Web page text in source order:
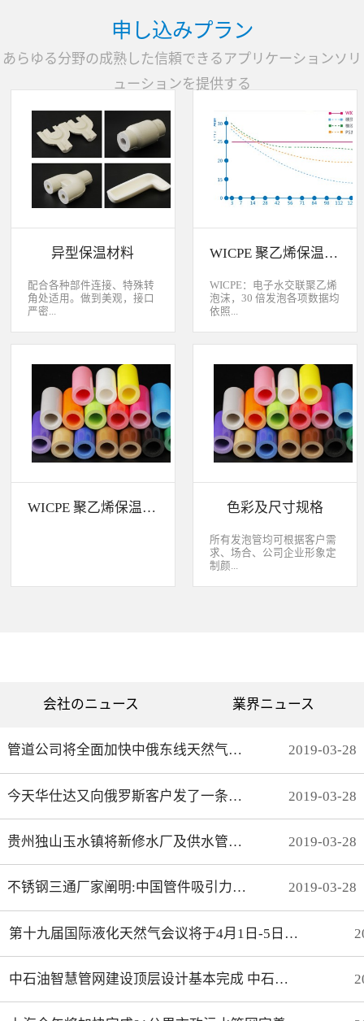
申し込みプラン
あらゆる分野の成熟した信頼できるアプリケーションソリ
ューションを提供する
异型保温材料
配合各种部件连接、特殊转
角处适用。做到美观，接口
严密...
成本以下是部分产品及设计
展示，欢迎咨询。
WICPE 聚乙烯保温材料各种特性比较说明
WICPE：电子水交联聚乙烯
泡沫，30 倍发泡各项数据均
依照...
WICPE 与其他发泡体吸水率
与保温效果比较 WICPE 的
防音性WICPE 的化学药品性
WICPE 聚乙烯保温材料特性介绍 色彩及尺寸规格
所有发泡管均可根据客户需
求、场合、公司企业形象定
制颜...
10mm—90mm内径：实心—
50mm
会社のニュース 業界ニュース
管道公司将全面加快中俄东线天然气管道北段工程建设步伐 2019-03-28
今天华仕达又向俄罗斯客户发了一条保温管生产线 2019-03-28
贵州独山玉水镇将新修水厂及供水管网 解决饮水安全问题 2019-03-28
不锈钢三通厂家阐明:中国管件吸引力不仅是价格 2019-03-28
第十九届国际液化天然气会议将于4月1日-5日在上海召开
中石油智慧管网建设顶层设计基本完成 中石化智能化管道取得初步成效